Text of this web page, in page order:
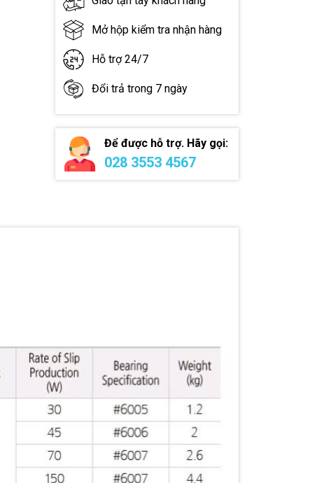
Mở hộp kiểm tra nhận hàng
Hỗ trợ 24/7
Đổi trả trong 7 ngày
Để được hỗ trợ. Hãy gọi:
028 3553 4567